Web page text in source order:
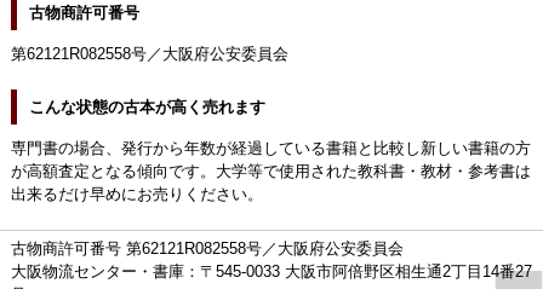
古物商許可番号
第62121R082558号／大阪府公安委員会
こんな状態の古本が高く売れます
専門書の場合、発行から年数が経過している書籍と比較し新しい書籍の方
が高額査定となる傾向です。大学等で使用された教科書・教材・参考書は
出来るだけ早めにお売りください。
古物商許可番号 第62121R082558号／大阪府公安委員会
大阪物流センター・書庫：〒545-0033 大阪市阿倍野区相生通2丁目14番27